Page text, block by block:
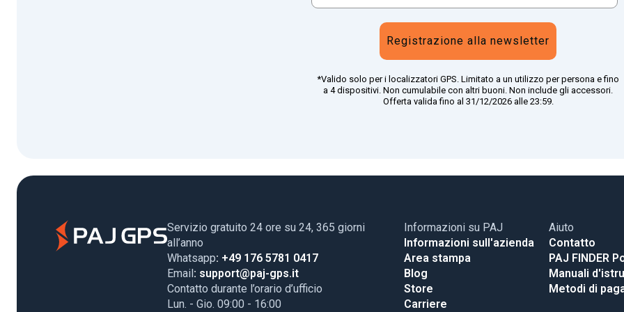
Registrazione alla newsletter
*Valido solo per i localizzatori GPS. Limitato a un utilizzo per persona e fino
a 4 dispositivi. Non cumulabile con altri buoni. Non include gli accessori.
Offerta valida fino al 31/12/2026 alle 23:59.
Servizio gratuito 24 ore su 24, 365 giorni
all’anno
Whatsapp: +49 176 5781 0417
Email : support@paj-gps.it
Contatto durante l’orario d’ufficio
Lun. - Gio. 09:00 - 16:00
Informazioni su PAJ
Informazioni sull'azienda
Area stampa
Blog
Store
Carriere
Aiuto
Contatto
PAJ FINDER
Manuali
Metodi di